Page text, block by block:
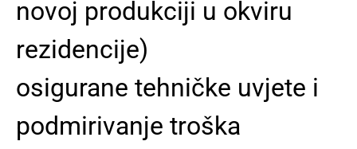
novoj produkciji u okviru
rezidencije)
osigurane tehničke uvjete i
podmirivanje troška